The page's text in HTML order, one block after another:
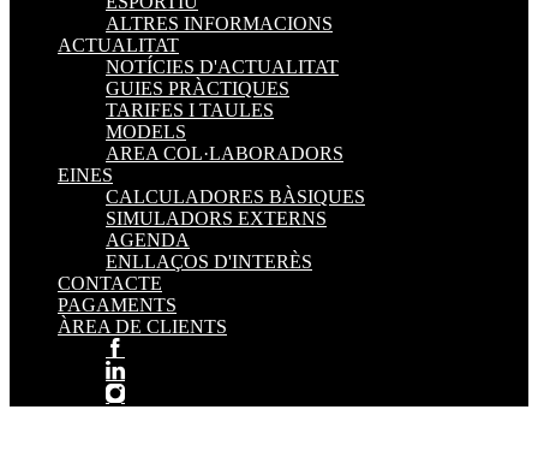
ALTRES INFORMACIONS
ACTUALITAT
NOTÍCIES D'ACTUALITAT
GUIES PRÀCTIQUES
TARIFES I TAULES
MODELS
AREA COL·LABORADORS
EINES
CALCULADORES BÀSIQUES
SIMULADORS EXTERNS
AGENDA
ENLLAÇOS D'INTERÈS
CONTACTE
PAGAMENTS
ÀREA DE CLIENTS